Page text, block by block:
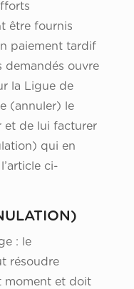
être fournis
paiement tardif
demandés ouvre
la Ligue de
(annuler) le
et de lui facturer
qui en
ci-
: le
résoudre
moment et doit